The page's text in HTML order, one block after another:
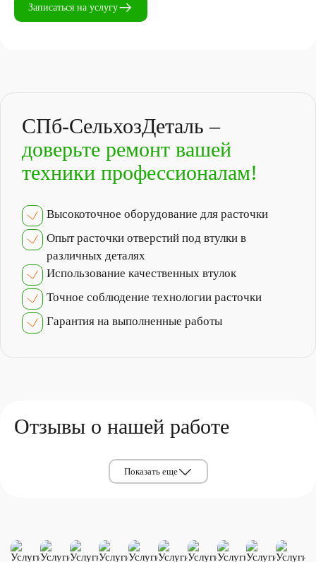
Записаться на услугу
СПб-СельхозДеталь –
доверьте ремонт вашей
техники профессионалам!
Высокоточное оборудование для расточки
Опыт расточки отверстий под втулки в
различных деталях
Использование качественных втулок
Точное соблюдение технологии расточки
Гарантия на выполненные работы
Отзывы о нашей работе
Показать еще